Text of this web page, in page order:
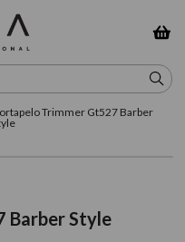
Trimmer Gt527 Barber
Barber Style